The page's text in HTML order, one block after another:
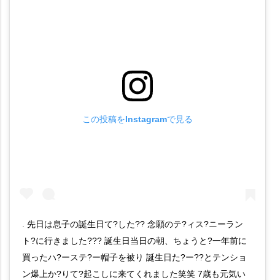
この投稿をInstagramで見る
. 先日は息子の誕生日て?した?? 念願のテ?ィス?ニーラン
ト?に行きました??? 誕生日当日の朝、ちょうと?一年前に
買ったハ?ーステ?ー帽子を被り 誕生日た?ー??とテンショ
ン爆上か?りて?起こしに来てくれました笑笑 7歳も元気い